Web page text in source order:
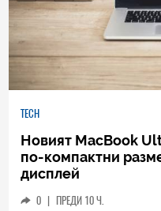
TECH
Новият MacBook
по-компактни
дисплей
0 | ПРЕДИ 10 Ч.